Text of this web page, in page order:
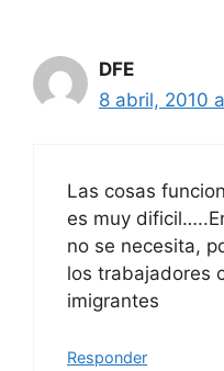
DFE
8 abril, 2010
Las cosas
es muy
no se necesita,
los trabajadores
imigrantes
Responder